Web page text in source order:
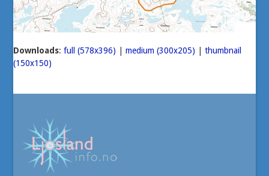
Downloads:full (578x396) |medium (300x205) |thumbnail
(150x150)